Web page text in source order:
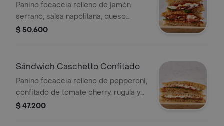
Panino focaccia relleno de jamón
serrano, salsa napolitana, queso
búfala, albahaca y reducción de
$ 50.600
Sándwich Caschetto Confitado
Panino focaccia relleno de pepperoni,
confitado de tomate cherry, rugula y
stracciatella.
$ 47.200